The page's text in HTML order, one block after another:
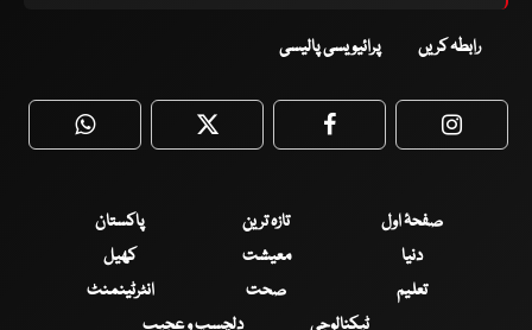
رابطہ کریں پرائیویسی پالیسی
WhatsApp Twitter Facebook
صفحۂ اول تازہ ترین
پاکستان
دنیا
معیشت
کھیل
تعلیم
صحت
انٹرٹینمنٹ